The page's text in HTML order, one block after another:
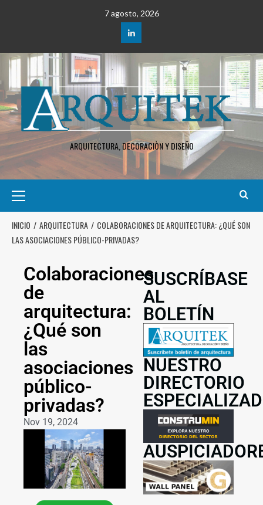
7 agosto, 2026
ARQUITECTURA, DECORACIÒN Y DISEÑO
INICIO ARQUITECTURA
COLABORACIONES DE ARQUITECTURA: ¿QUÉ SON
LAS ASOCIACIONES PÚBLICO-PRIVADAS?
Colaboraciones
de
arquitectura:
¿Qué son
las
asociaciones
público-
privadas?
Nov 19, 2024
SUSCRÍBASE
AL
BOLETÍN
NUESTRO
DIRECTORIO